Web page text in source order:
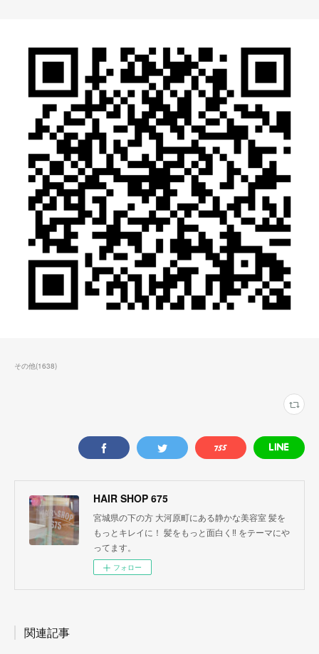
その他(1638)
HAIR SHOP 675
宮城県の下の方 大河原町にある静かな美容室 髪を
もっとキレイに！ 髪をもっと面白く‼︎ をテーマにや
ってます。
フォロー
関連記事